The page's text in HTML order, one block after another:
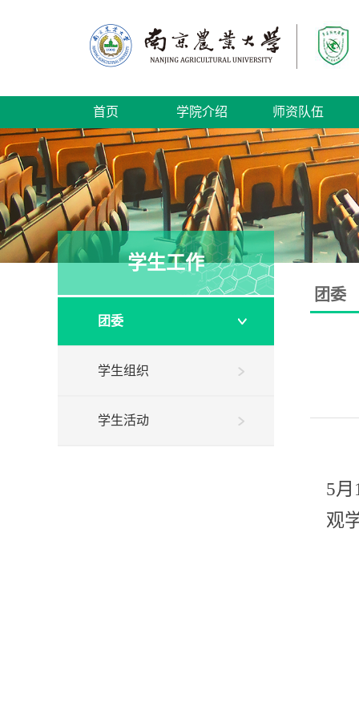
首页 学院介绍 师资队伍
学生工作
团委
学生组织
学生活动
团委
5月
观